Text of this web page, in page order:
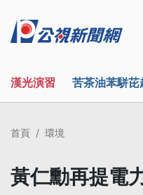
漢光演習 苦茶油苯駢芘
首頁 環境
黃仁勳再提電